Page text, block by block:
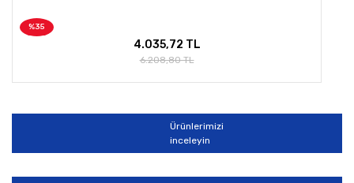
%35
4.035,72 TL
6.208,80 TL
Ürünlerimizi
inceleyin